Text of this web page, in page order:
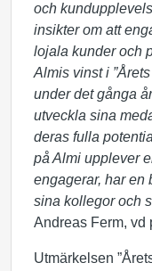
och
insikter om att
lojala kunder och
Almis vinst i
under det gånga
utveckla sina
deras fulla
på Almi upplever
engagerar, har en
sina kollegor och
Andreas Ferm, vd
Utmärkelsen